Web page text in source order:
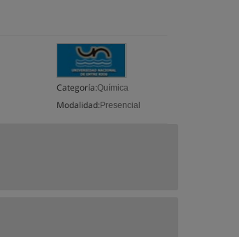
Categoría:Química
Modalidad: Presencial